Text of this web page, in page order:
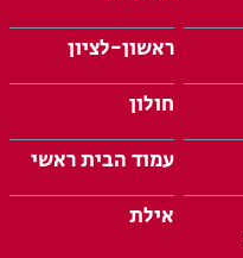
ראשון-לציון
חולון
עמוד הבית ראשי
אילת